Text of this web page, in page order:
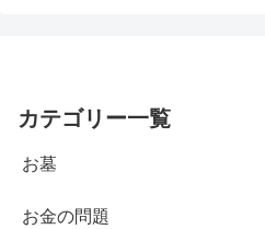
カテゴリー一覧
お墓
お金の問題